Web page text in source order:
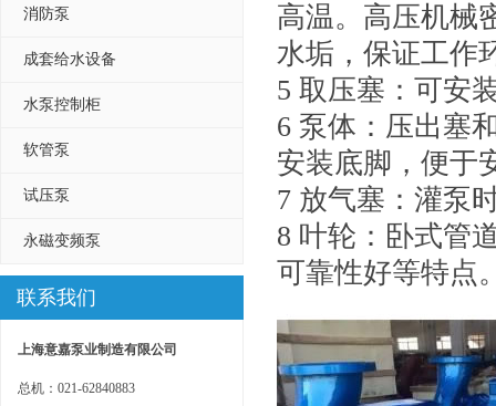
消防泵
成套给水设备
水泵控制柜
软管泵
试压泵
永磁变频泵
联系我们
上海意嘉泵业制造有限公司
总机：021-62840883
高温。高压机械
水垢，保证工作
5 取压塞：可安
6 泵体：压出塞
安装底脚，便于
7 放气塞：灌泵
8 叶轮：卧式管
可靠性好等特点